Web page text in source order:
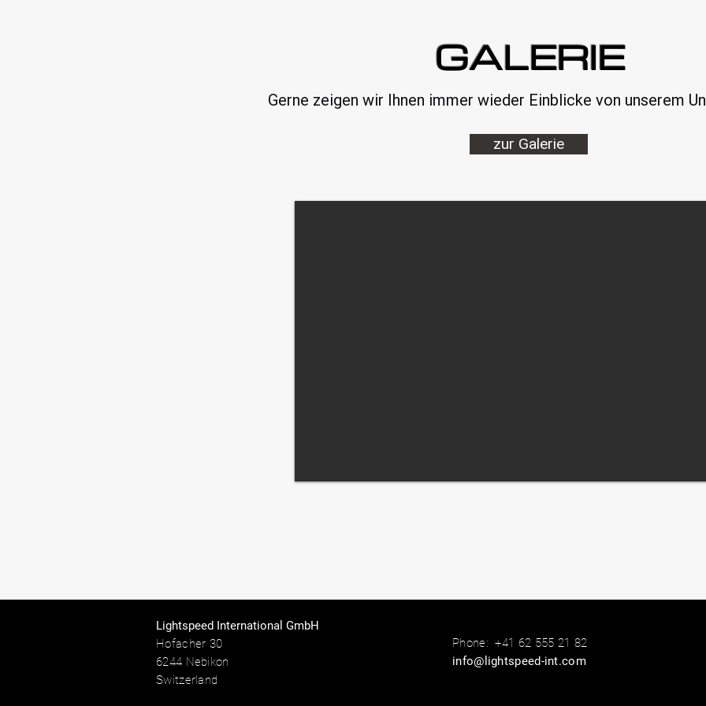
GALERIE
Gerne zeigen wir Ihnen immer wieder Einblicke von unserem
zur Galerie
Lightspeed International GmbH
Hofacher 30
6244 Nebikon
Switzerland
Phone:+41 62 555 21 82
info@lightspeed-int.com